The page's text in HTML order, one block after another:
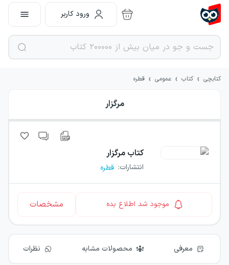
ورود کاربر
کتابچی › کتاب › عمومی › قطره
مرگزار
کتاب مرگزار
انتشارات: قطره
موجود شد اطلاع بده مشخصات
معرفی محصولات مشابه نظرات